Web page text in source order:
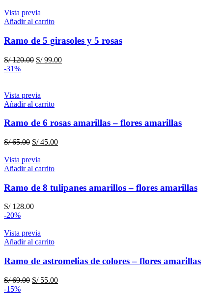
era:
S/ 139.00.
Vista previa
Añadir al carrito
Ramo de 5 girasoles y 5 rosas
S/120.00 El
S/ 120.00.
S/99.00El
-31%
Vista previa
Añadir al carrito
Ramo de 6 rosas amarillas – flores amarillas
S/65.00 El
original
era:
S/45.00El
Vista previa
Añadir al carrito
Ramo de 8 tulipanes amarillos – flores amarillas
S/128.00
-20%
Vista previa
Añadir al carrito
Ramo de astromelias de colores – flores amarillas
S/69.00 El
S/55.00El
-15%